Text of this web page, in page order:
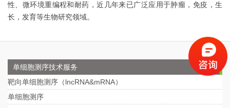
性、微环境重编程和耐药，近几年来已广泛应用于肿瘤，免疫，生
长，发育等生物研究领域。
单细胞测序技术服务
靶向单细胞测序（lncRNA&mRNA）
单细胞测序